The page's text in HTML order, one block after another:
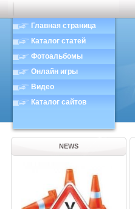
Главная страница
Каталог статей
Фотоальбомы
Онлайн игры
Видео
Каталог сайтов
NEWS